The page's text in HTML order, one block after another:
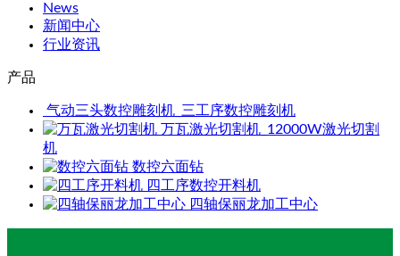
News
新闻中心
行业资讯
产品
气动三头数控雕刻机_三工序数控雕刻机
万瓦激光切割机_12000W激光切割
机
数控六面钻
四工序数控开料机
四轴保丽龙加工中心